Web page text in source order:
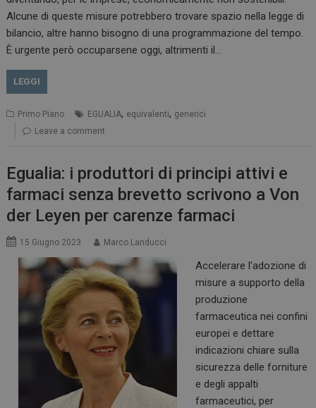
Alcune di queste misure potrebbero trovare spazio nella legge di
bilancio, altre hanno bisogno di una programmazione del tempo.
È urgente però occuparsene oggi, altrimenti il…
LEGGI
Primo Piano EGUALIA, equivalenti, generici
Leave a comment
Egualia: i produttori di principi attivi e
farmaci senza brevetto scrivono a Von
der Leyen per carenze farmaci
15 Giugno 2023 Marco Landucci
Accelerare l’adozione di
misure a supporto della
produzione
farmaceutica nei confini
europei e dettare
indicazioni chiare sulla
sicurezza delle forniture
e degli appalti
farmaceutici, per
_ga
Google LLC
.dailyhealthindustry.it
1 anno 1
mese
ARRAffinitySameSite
Microsoft Corporation
.www.dailyhealthindustry.it